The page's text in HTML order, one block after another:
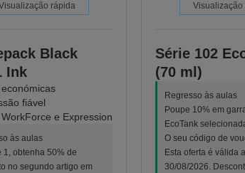
rápida
Black
Ink
fiável
e Expression
às aulas
1, obtenha 50% de
no segundo artigo em
Visualização
Série 102
(70 ml)
Regresso às aulas
Poupe 10% em
EcoTank
O seu código de
Esta oferta é válida
30/08/2026.